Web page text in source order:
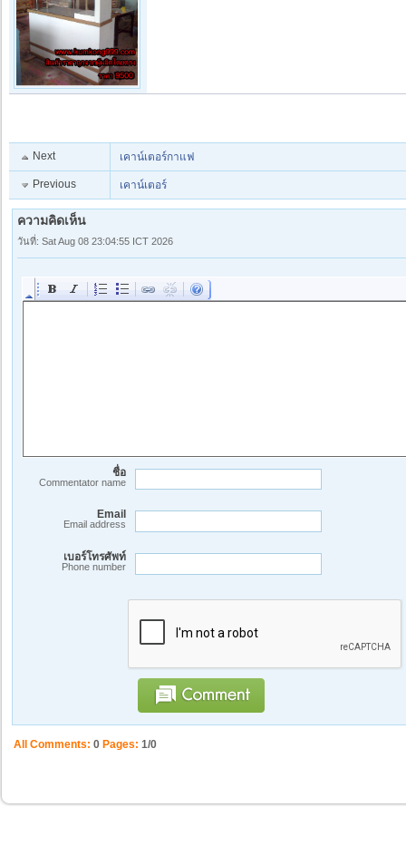
Next เคาน์เตอร์กาแฟ
Previous เคาน์เตอร์
ความคิดเห็น
วันที่: Sat Aug 08 23:04:55 ICT 2026
ชื่อ
Commentator name
Email
Email address
เบอร์โทรศัพท์
Phone number
All Comments: 0 Pages: 1/0